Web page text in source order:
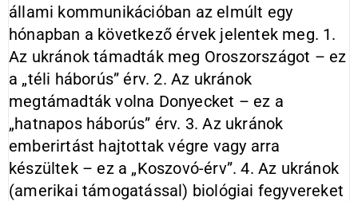
állami kommunikációban az elmúlt egy
hónapban a következő érvek jelentek meg. 1.
Az ukránok támadták meg Oroszországot – ez
a „téli háborús” érv. 2. Az ukránok
megtámadták volna Donyecket – ez a
„hatnapos háborús” érv. 3. Az ukránok
emberirtást hajtottak végre vagy arra
készültek – ez a „Koszovó-érv”. 4. Az ukránok
(amerikai támogatással) biológiai fegyvereket